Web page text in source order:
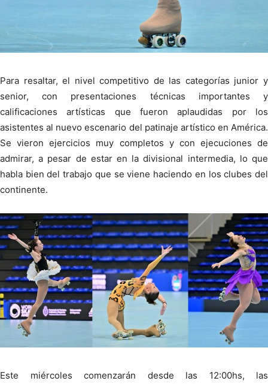
Para resaltar, el nivel competitivo de las categorías junior y
senior, con presentaciones técnicas importantes y
calificaciones artísticas que fueron aplaudidas por los
asistentes al nuevo escenario del patinaje artístico en América.
Se vieron ejercicios muy completos y con ejecuciones de
admirar, a pesar de estar en la divisional intermedia, lo que
habla bien del trabajo que se viene haciendo en los clubes del
continente.
Este miércoles comenzarán desde las 12:00hs, las